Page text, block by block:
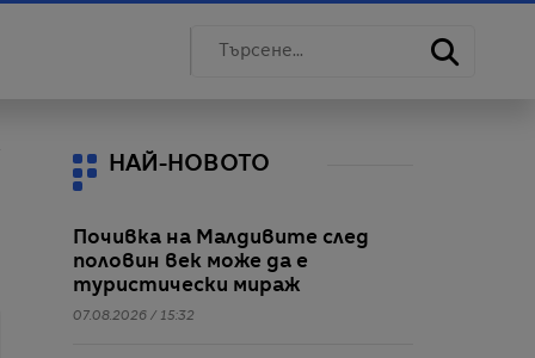
НАЙ-НОВОТО
Почивка на Малдивите след
половин век може да е
туристически мираж
07.08.2026 / 15:32